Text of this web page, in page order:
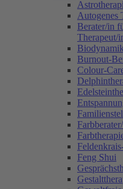
Autogenes
Berater/in
Therapeut/
Biodynamik
Burnout-
Colour-
Feng Shui